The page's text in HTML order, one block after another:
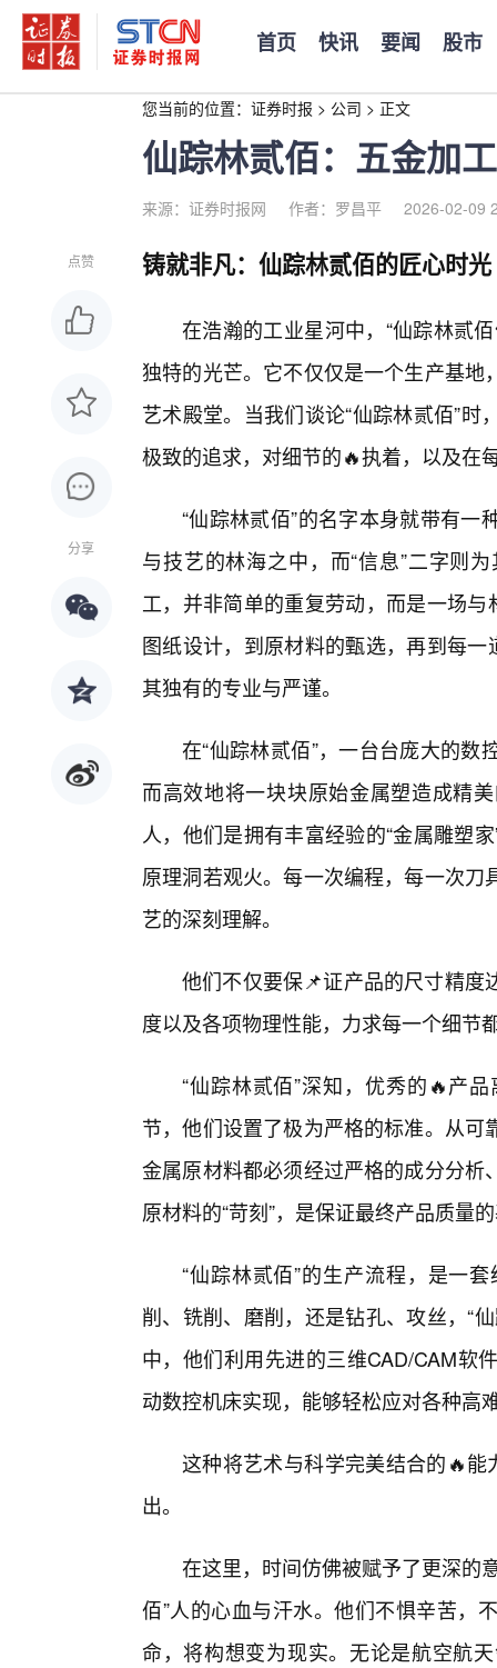
首页 快讯 要闻 股市
您当前的位置： 证券时报 > 公司 > 正文
仙踪林贰佰：五金加
来源：证券时报网 作者：罗昌平 2026-02-09
点赞
分享
铸就非凡：仙踪林贰佰的匠心时光
在浩瀚的工业星河中，“仙踪林贰
独特的光芒。它不仅仅是一个生产基
艺术殿堂。当我们谈论“仙踪林贰佰”
极致的追求，对细节的🔥执着，以及在
“仙踪林贰佰”的名字本身就带有
与技艺的林海之中，而“信息”二字则
工，并非简单的重复劳动，而是一场
图纸设计，到原材料的甄选，再到每
其独有的专业与严谨。
在“仙踪林贰佰”，一台台庞大的
而高效地将一块块原始金属塑造成精
人，他们是拥有丰富经验的“金属雕塑
原理洞若观火。每一次编程，每一次
艺的深刻理解。
他们不仅要保📌证产品的尺寸精度
度以及各项物理性能，力求每一个细节
“仙踪林贰佰”深知，优秀的🔥产
节，他们设置了极为严格的标准。从
金属原材料都必须经过严格的成分分
原材料的“苛刻”，是保证最终产品质量
“仙踪林贰佰”的生产流程，是一
削、铣削、磨削，还是钻孔、攻丝，“
中，他们利用先进的三维CAD/CAM软
动数控机床实现，能够轻松应对各种高
这种将艺术与科学完美结合的🔥能
出。
在这里，时间仿佛被赋予了更深的
佰”人的心血与汗水。他们不惧辛苦，
命，将构想变为现实。无论是航空航